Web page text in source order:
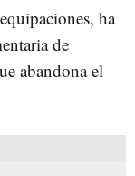
ha
de
abandona el